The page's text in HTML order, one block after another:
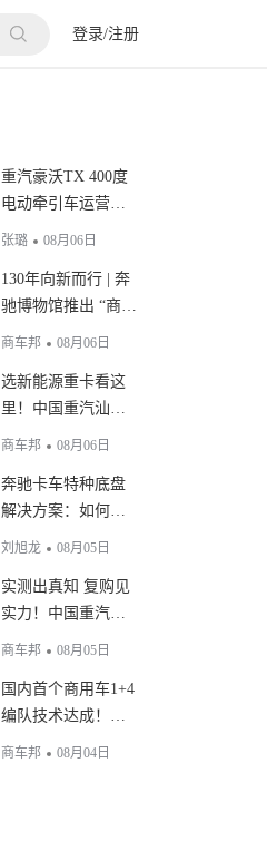
登录/注册
重汽豪沃TX 400度
电动牵引车运营情
况调查
张璐 08月06日
130年向新而行 | 奔
驰博物馆推出 “商用
车130周年” 特展
商车邦 08月06日
选新能源重卡看这
里！中国重汽汕德
卡513kWh 电驱桥牵
商车邦 08月06日
奔驰卡车特种底盘
解决方案：如何满
足多元化场景改装
刘旭龙 08月05日
实测出真知 复购见
实力！中国重汽
HOWO新能源冷藏
杆
商车邦 08月05日
国内首个商用车1+4
编队技术达成！吉
利远程星瀚H完成多
商车邦 08月04日